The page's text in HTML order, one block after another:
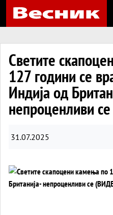
Светите
127 години се
Индија од
непроценливи
31.07.2025